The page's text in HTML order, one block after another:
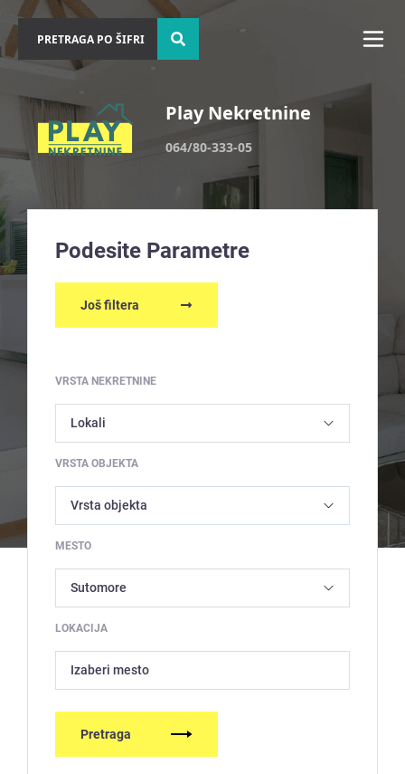
Play Nekretnine
064/80-333-05
Podesite Parametre
Još filtera
VRSTA NEKRETNINE
VRSTA OBJEKTA
MESTO
LOKACIJA
Izaberi mesto
Pretraga